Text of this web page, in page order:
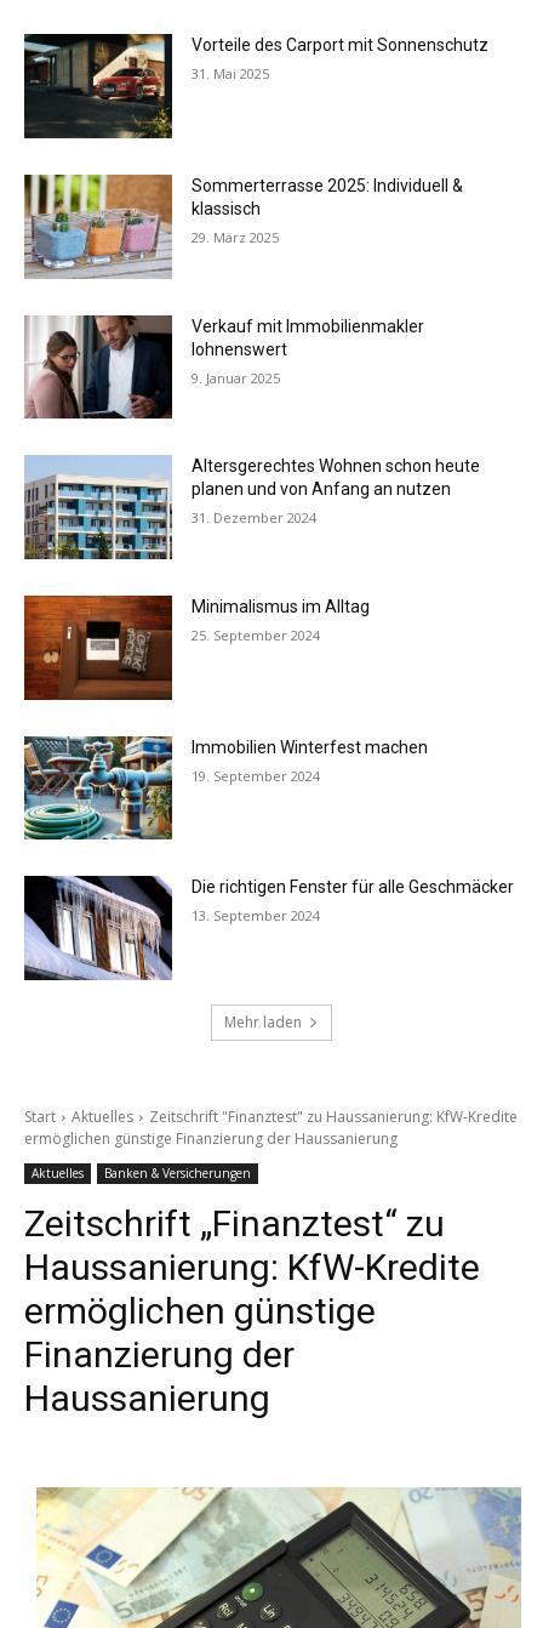
Vorteile des Carport mit Sonnenschutz
31. Mai 2025
Sommerterrasse 2025: Individuell &
klassisch
29. März 2025
Verkauf mit Immobilienmakler
lohnenswert
9. Januar 2025
Altersgerechtes Wohnen schon heute
planen und von Anfang an nutzen
31. Dezember 2024
Minimalismus im Alltag
25. September 2024
Immobilien Winterfest machen
19. September 2024
Die richtigen Fenster für alle Geschmäcker
13. September 2024
Mehr laden